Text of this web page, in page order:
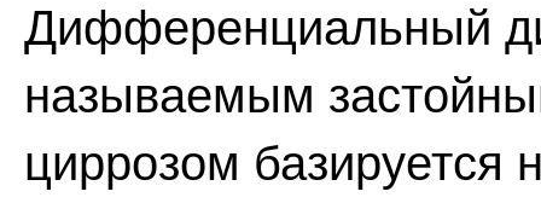
Дифференциальный
называемым
циррозом базируется